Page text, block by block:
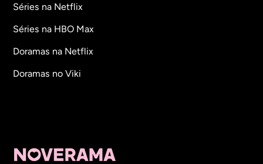
Séries na Netflix
Séries na HBO Max
Doramas na Netflix
Doramas no Viki